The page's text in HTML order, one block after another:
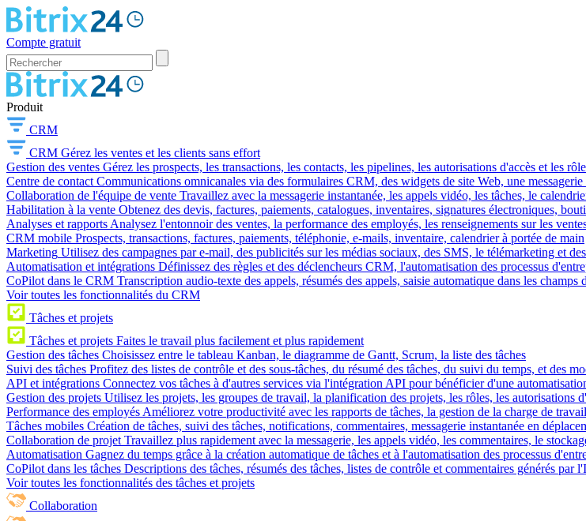
Compte gratuit
Produit
CRM
CRM Gérez les ventes et les clients sans effort
Gestion des ventes Gérez les prospects, les transactions, les contacts, les pipelines, les autorisations d'accès et les
Centre de contact Communications omnicanales via des formulaires CRM, des widgets de site Web, une
Collaboration de l'équipe de vente Travaillez avec la messagerie instantanée, les appels vidéo, les tâches, le
Habilitation à la vente Obtenez des devis, factures, paiements, catalogues, inventaires, signatures électroniques,
Analyses et rapports Analysez l'entonnoir des ventes, la performance des employés, les renseignements sur les
CRM mobile Prospects, transactions, factures, paiements, téléphonie, e-mails, inventaire, calendrier à portée de main
Marketing Utilisez des campagnes par e-mail, des publicités sur les médias sociaux, des SMS, le télémarketing et
Automatisation et intégrations Définissez des règles et des déclencheurs CRM, l'automatisation des processus
CoPilot dans le CRM Transcription audio-texte des appels, résumés des appels, saisie automatique dans les champs
Voir toutes les fonctionnalités du CRM
Tâches et projets
Tâches et projets Faites le travail plus facilement et plus rapidement
Gestion des tâches Choisissez entre le tableau Kanban, le diagramme de Gantt, Scrum, la liste des tâches
Suivi des tâches Profitez des listes de contrôle et des sous-tâches, du résumé des tâches, du suivi du temps, et des
API et intégrations Connectez vos tâches à d'autres services via l'intégration API pour bénéficier d'une
Gestion des projets Utilisez les projets, les groupes de travail, la planification des projets, les rôles, les autorisations
Performance des employés Améliorez votre productivité avec les rapports de tâches, la gestion de la charge de
Tâches mobiles Création de tâches, suivi des tâches, notifications, commentaires, messagerie instantanée en
Collaboration de projet Travaillez plus rapidement avec la messagerie, les appels vidéo, les commentaires, le
Automatisation Gagnez du temps grâce à la création automatique de tâches et à l'automatisation des processus
CoPilot dans les tâches Descriptions des tâches, résumés des tâches, listes de contrôle et commentaires générés par
Voir toutes les fonctionnalités des tâches et projets
Collaboration